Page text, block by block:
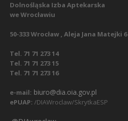
Dolnośląska Izba Aptekarska
we Wrocławiu
50-333 Wrocław , Aleja Jana Matejki 6
Tel. 71 71 273 14
Tel. 71 71 273 15
Tel. 71 71 273 16
e-mail: biuro@dia.oia.gov.pl
ePUAP: /DIAWroclaw/SkrytkaESP